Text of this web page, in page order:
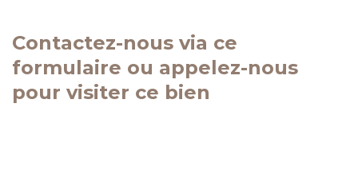
Contactez-nous via ce
formulaire ou appelez-nous
pour visiter ce bien